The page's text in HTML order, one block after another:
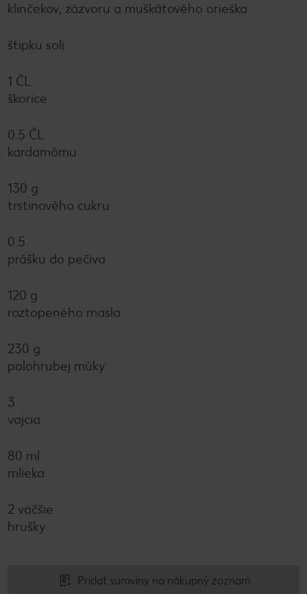
klinčekov, zázvoru a muškátového orieška
štipku soli
1 ČL
škorice
0.5 ČL
kardamómu
130 g
trstinového cukru
0.5
prášku do pečiva
120 g
roztopeného masla
230 g
polohrubej múky
3
vajcia
80 ml
mlieka
2 väčšie
hrušky
Pridať suroviny na nákupný zoznam